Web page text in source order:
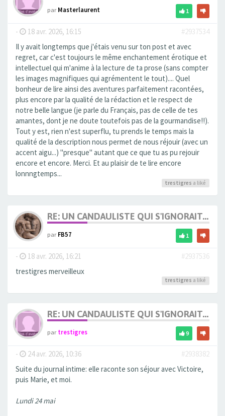
parMasterlaurent 1
- 18 avr. 2026, 16:15
#2937534
Il y avait longtemps que j'étais venu sur ton post et avec
regret, car c'est toujours le même enchantement érotique et
intellectuel qui m'anime à la lecture de ta prose (sans compter
les images magnifiques qui agrémentent le tout).... Quel
bonheur de lire ainsi des aventures parfaitement racontées,
plus encore par la qualité de la rédaction et le respect de
notre belle langue (je parle du Français, pas de celle de tes
amantes, dont je ne doute toutefois pas de la gourmandise!!).
Tout y est, rien n'est superflu, tu prends le temps mais la
qualité de la description nous permet de nous réjouir (avec un
accent aigu...) "presque" autant que ce que tu as pu rejouir
encore et encore. Merci. Et au plaisir de te lire encore
lonnngtemps...
trestigres a liké
RE: UN CANDAULISTE QUI S'IGNORAIT...
parFB57 1
- 18 avr. 2026, 16:21
#2937536
trestigres merveilleux
trestigres a liké
RE: UN CANDAULISTE QUI S'IGNORAIT...
partrestigres 9
- 24 avr. 2026, 10:36
#2938382
Suite du journal intime: elle raconte son séjour avec Victoire,
puis Marie, et moi.
Lundi 24 mai